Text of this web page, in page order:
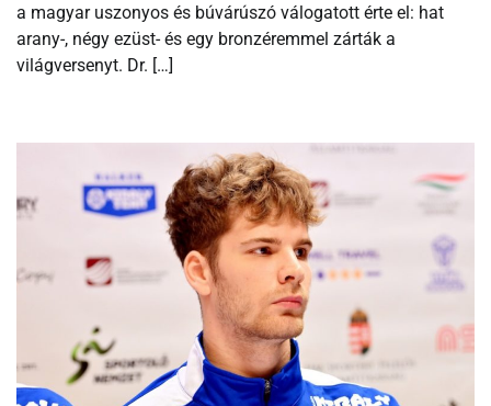
a magyar uszonyos és búvárúszó válogatott érte el: hat
arany-, négy ezüst- és egy bronzéremmel zárták a
világversenyt. Dr. […]